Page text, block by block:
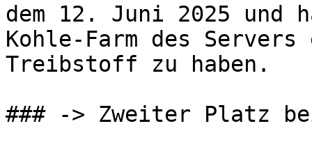
dem 12. Juni 2025 und
Kohle-Farm des Servers
Treibstoff zu haben.
### -> Zweiter Platz